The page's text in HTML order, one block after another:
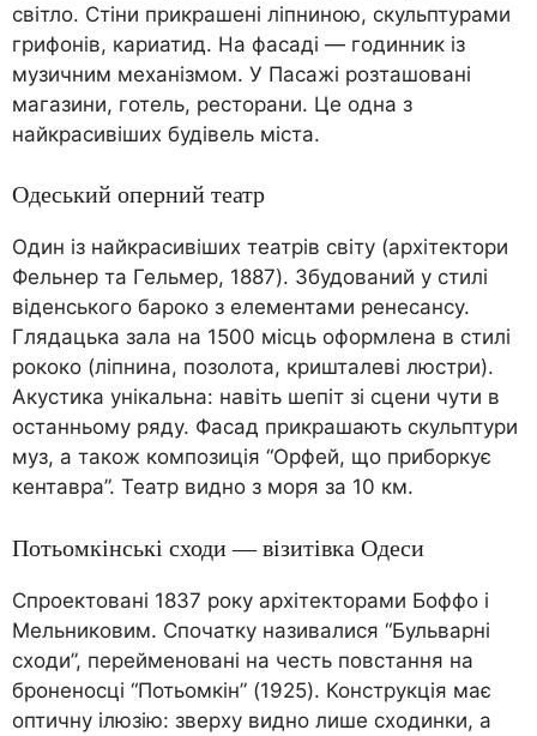
світло. Стіни прикрашені ліпниною, скульптурами
грифонів, кариатид. На фасаді — годинник із
музичним механізмом. У Пасажі розташовані
магазини, готель, ресторани. Це одна з
найкрасивіших будівель міста.
Одеський оперний театр
Один із найкрасивіших театрів світу (архітектори
Фельнер та Гельмер, 1887). Збудований у стилі
віденського бароко з елементами ренесансу.
Глядацька зала на 1500 місць оформлена в стилі
рококо (ліпнина, позолота, кришталеві люстри).
Акустика унікальна: навіть шепіт зі сцени чути в
останньому ряду. Фасад прикрашають скульптури
муз, а також композиція “Орфей, що приборкує
кентавра”. Театр видно з моря за 10 км.
Потьомкінські сходи — візитівка Одеси
Спроектовані 1837 року архітекторами Боффо і
Мельниковим. Спочатку називалися “Бульварні
сходи”, перейменовані на честь повстання на
броненосці “Потьомкін” (1925). Конструкція має
оптичну ілюзію: зверху видно лише сходинки, а